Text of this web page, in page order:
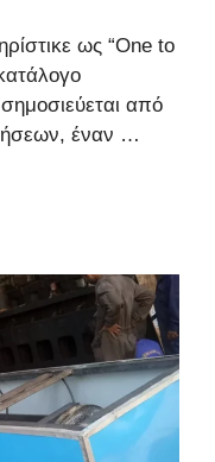
ως “One to
από
έναν …